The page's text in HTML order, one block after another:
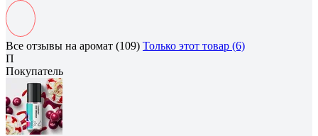
Все отзывы на аромат (109) Только этот товар (6)
П
Покупатель